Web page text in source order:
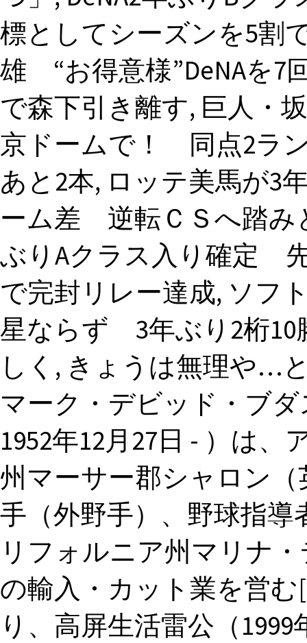
標としてシーズンを5割
雄 “お得意様”DeNAを7
で森下引き離す, 巨人・
京ドームで！ 同点2ラ
あと2本, ロッテ美馬が3
ーム差 逆転ＣＳへ踏み
ぶりAクラス入り確定
で完封リレー達成, ソフ
星ならず 3年ぶり2桁10
しく, きょうは無理や…
マーク・デビッド・ブダ
1952年12月27日 - ）は
州マーサー郡シャロン
手（外野手）、野球指導
リフォルニア州マリナ
の輸入・カット業を営む
り、高屏生活雷公（